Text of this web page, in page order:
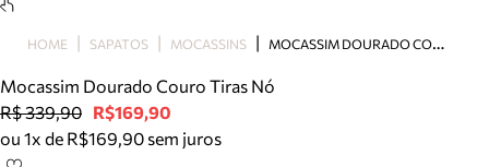
Bolsa
Tamanco
Tênis
Mule
HOME SAPATOS MOCASSINS M
OCASSIM DOURADO COURO TIRAS NÓ
Mocassim Dourado Couro Tiras Nó
R$ 339,90 R$169,90
ou 1x de R$169,90 sem juros